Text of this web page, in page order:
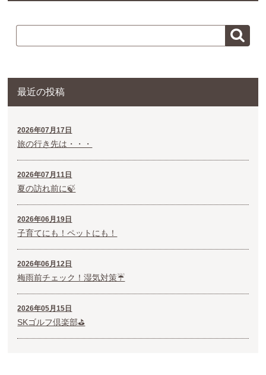
最近の投稿
2026年07月17日
旅の行き先は・・・
2026年07月11日
夏の訪れ前に🍃
2026年06月19日
子育てにも！ペットにも！
2026年06月12日
梅雨前チェック！湿気対策☔
2026年05月15日
SKゴルフ倶楽部⛳